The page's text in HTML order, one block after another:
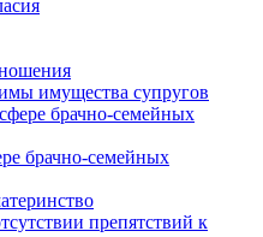
имущества супругов
брачно-семейных
брачно-семейных
препятствий к